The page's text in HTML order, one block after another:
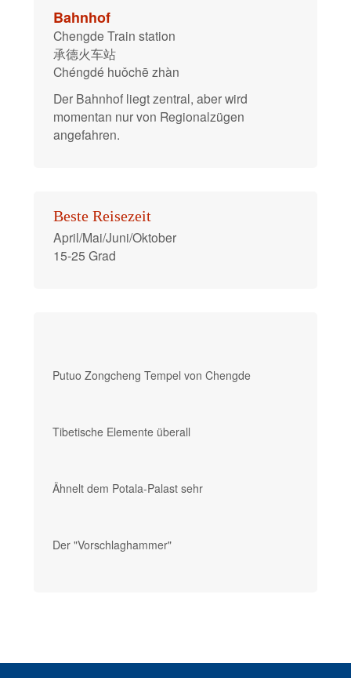
Bahnhof
Chengde Train station
承德火车站
Chéngdé huǒchē zhàn
Der Bahnhof liegt zentral, aber wird
momentan nur von Regionalzügen
angefahren.
Beste Reisezeit
April/Mai/Juni/Oktober
15-25 Grad
Putuo Zongcheng Tempel von Chengde
Tibetische Elemente überall
Ähnelt dem Potala-Palast sehr
Der "Vorschlaghammer"